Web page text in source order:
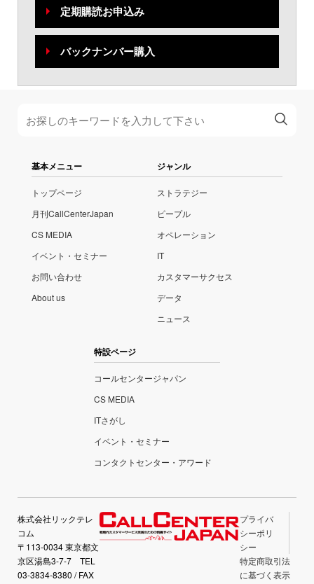
定期購読お申込み
バックナンバー購入
基本メニュー
トップページ
月刊CallCenterJapan
CS MEDIA
イベント・セミナー
お問い合わせ
About us
ジャンル
ストラテジー
ピープル
オペレーション
IT
カスタマーサクセス
データ
ニュース
特設ページ
コールセンタージャパン
CS MEDIA
ITさがし
イベント・セミナー
コンタクトセンター・アワード
株式会社リックテレ
コム
〒113-0034 東京都文
京区湯島3-7-7 TEL
03-3834-8380 / FAX
プライバ
シーポリ
シー
特定商取引法
に基づく表示